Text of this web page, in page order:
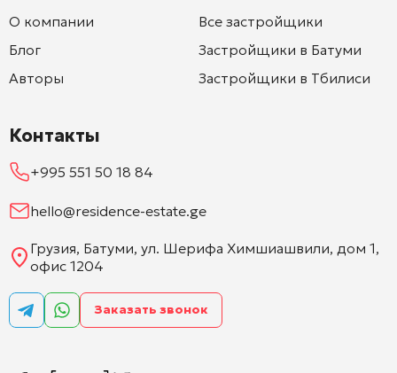
О компании
Блог
Авторы
Все застройщики
Застройщики в Батуми
Застройщики в Тбилиси
Контакты
+995 551 50 18 84
hello@residence-estate.ge
Грузия, Батуми, ул. Шерифа Химшиашвили, дом 1,
офис 1204
Заказать звонок